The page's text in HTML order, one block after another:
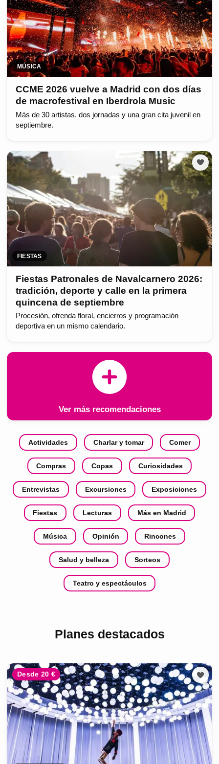
MÚSICA
CCME 2026 vuelve a Madrid con dos días
de macrofestival en Iberdrola Music
Más de 30 artistas, dos jornadas y una gran cita juvenil en
septiembre.
FIESTAS
Fiestas Patronales de Navalcarnero 2026:
tradición, deporte y calle en la primera
quincena de septiembre
Procesión, ofrenda floral, encierros y programación
deportiva en un mismo calendario.
Ver más recomendaciones
Actividades Charlar y tomar Comer
Compras Copas Curiosidades
Entrevistas Excursiones Exposiciones
Fiestas Lecturas Más en Madrid
Música Opinión Rincones
Salud y belleza Sorteos
Teatro y espectáculos
Planes destacados
Desde 20 €